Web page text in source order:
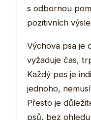
s odbornou
pozitivních
Výchova psa je
vyžaduje čas,
Každý pes je
jednoho,
Přesto je
psů, bez